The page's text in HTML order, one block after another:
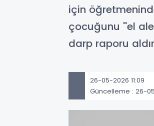
için
çocuğunu ''el
darp raporu
26-05-2026 11:09
Güncelleme : 26-